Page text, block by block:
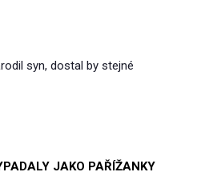
syn, dostal by stejné
JAKO PAŘÍŽANKY